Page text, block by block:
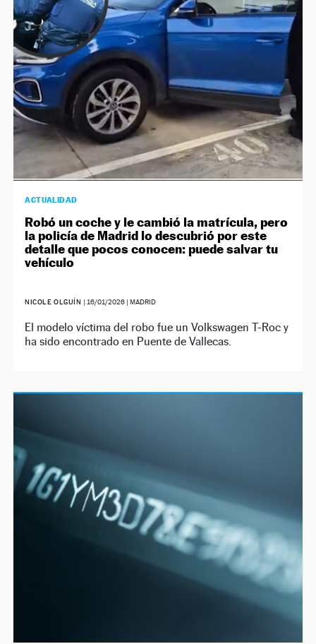
NEWSLETTER
SÍGUENOS
ACTUALIDAD
Robó un coche y le cambió la matrícula, pero
la policía de Madrid lo descubrió por este
detalle que pocos conocen: puede salvar tu
vehículo
NICOLE OLGUÍN | 16/01/2026| MADRID
El modelo víctima del robo fue un Volkswagen T-Roc y
ha sido encontrado en Puente de Vallecas.